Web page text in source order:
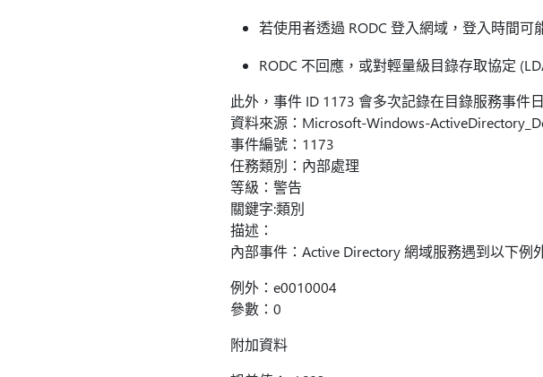
若使用者透過 RODC 登入網域，登入時間可
RODC 不回應，或對輕量級目錄存取協定
此外，事件 ID 1173 會多次記錄在目錄服務事件
資料來源：Microsoft-Windows-
事件編號：1173
任務類別：內部處理
等級：警告
關鍵字:類別
描述：
內部事件：Active Directory 網域服務遇到以下例
例外：e0010004
參數：0
附加資料